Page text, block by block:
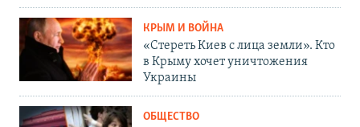
КРЫМ И ВОЙНА
«Стереть Киев с лица земли». Кто
в Крыму хочет уничтожения
Украины
ОБЩЕСТВО